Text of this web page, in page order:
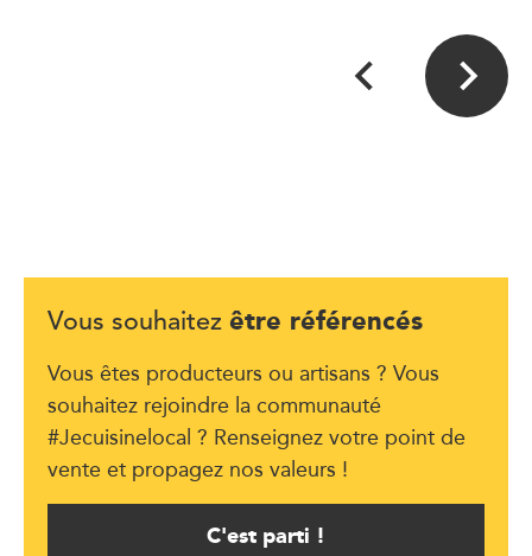
Vous souhaitez être référencés
Vous êtes producteurs ou artisans ? Vous
souhaitez rejoindre la communauté
#Jecuisinelocal ? Renseignez votre point de
vente et propagez nos valeurs !
C'est parti !